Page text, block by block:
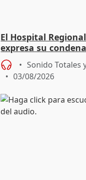
El Hospital
expresa su
dos enfermeras de
Sonido Totales
03/08/2026